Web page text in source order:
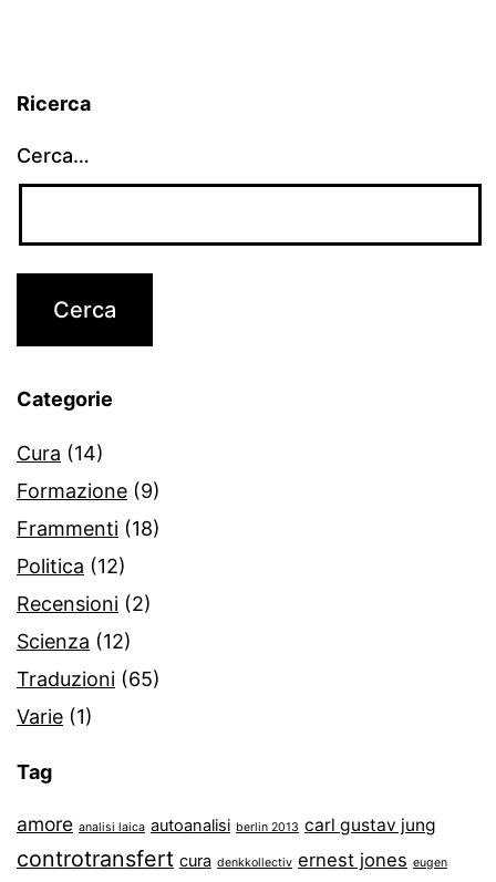
Ricerca
Cerca…
Categorie
Cura (14)
Formazione (9)
Frammenti (18)
Politica (12)
Recensioni (2)
Scienza (12)
Traduzioni (65)
Varie (1)
Tag
amore analisi laica autoanalisi berlin 2013 carl gustav jung
controtransfert cura denkkollectiv ernest jones eugen